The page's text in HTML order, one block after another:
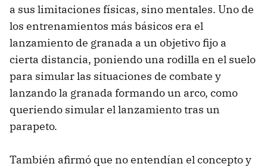
a sus limitaciones físicas, sino mentales. Uno de
los entrenamientos más básicos era el
lanzamiento de granada a un objetivo fijo a
cierta distancia, poniendo una rodilla en el suelo
para simular las situaciones de combate y
lanzando la granada formando un arco, como
queriendo simular el lanzamiento tras un
parapeto.
También afirmó que no entendían el concepto y